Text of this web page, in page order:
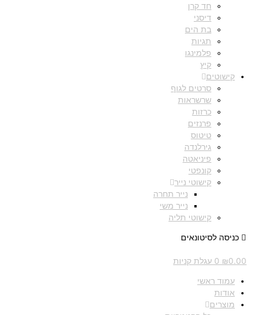
חד קרן
דיסני
בת הים
תגיות
פלמינגו
קיץ
קישוטים
סרטים לגוף
שרשראות
כרזות
פרנזים
טיטוס
גירלנדה
פיניאטה
קונפטי
קישוטי נייר
נייר תחרה
נייר משי
קישוטי תליה
כניסה לסיטונאים
₪0.00
0 עגלת קניות
עמוד ראשי
אודות
מוצרים